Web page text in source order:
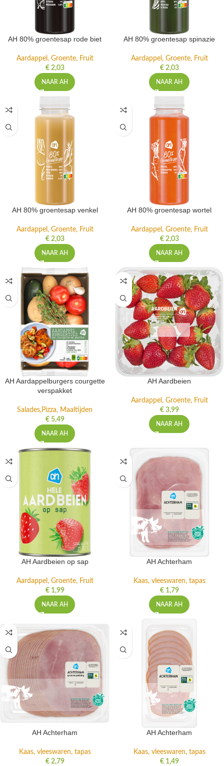
AH 80% groentesap rode biet
Aardappel, Groente, Fruit
€2,03
NAAR AH
AH 80% groentesap spinazie
Aardappel, Groente, Fruit
€2,03
NAAR AH
AH 80% groentesap venkel
Aardappel, Groente, Fruit
€2,03
NAAR AH
AH 80% groentesap wortel
Aardappel, Groente, Fruit
€2,03
NAAR AH
AH Aardappelburgers courgette
verspakket
Salades,Pizza, Maaltijden
€5,49
NAAR AH
AH Aardbeien
Aardappel, Groente, Fruit
€3,99
NAAR AH
AH Aardbeien op sap
Aardappel, Groente, Fruit
€1,99
NAAR AH
AH Achterham
Kaas, vleeswaren, tapas
€1,79
NAAR AH
AH Achterham
Kaas, vleeswaren, tapas
€2,79
AH Achterham
Kaas, vleeswaren, tapas
€1,49